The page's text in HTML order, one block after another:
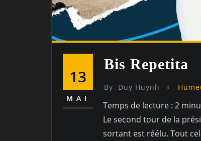
13
MAI
Bis Repetita
By Duy Huynh
Temps de lecture : 2
Le second tour de la
sortant est réélu. Tout